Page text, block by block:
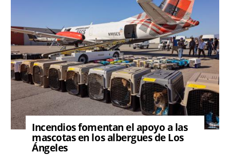
Incendios fomentan el apoyo a las
mascotas en los albergues de Los
Ángeles